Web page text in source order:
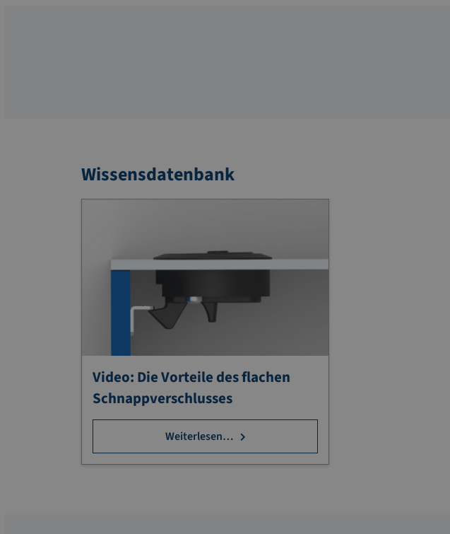
Wissensdatenbank
Video: Die Vorteile des flachen
Schnappverschlusses
Weiterlesen…